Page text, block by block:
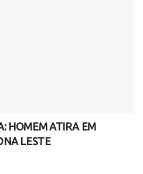
HOMEM ATIRA EM
LESTE